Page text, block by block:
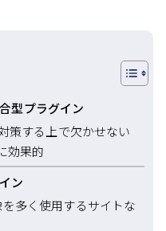
型プラグイン
策する上で欠かせない
効果的
ン
多く使用するサイトな